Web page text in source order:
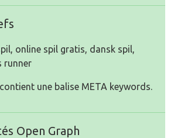
online spil gratis, dansk spil,
runner
une balise META keywords.
Open Graph